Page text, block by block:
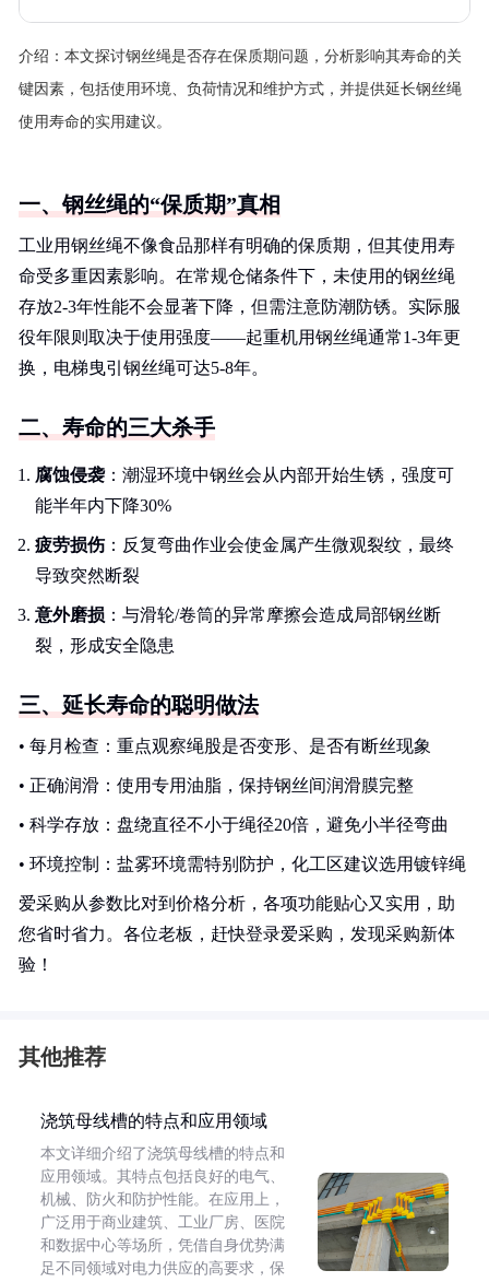
介绍： 本文探讨钢丝绳是否存在保质期问题，分析影响其寿命的关
键因素，包括使用环境、负荷情况和维护方式，并提供延长钢丝绳
使用寿命的实用建议。
一、钢丝绳的“保质期”真相
工业用钢丝绳不像食品那样有明确的保质期，但其使用寿
命受多重因素影响。在常规仓储条件下，未使用的钢丝绳
存放2-3年性能不会显著下降，但需注意防潮防锈。实际服
役年限则取决于使用强度——起重机用钢丝绳通常1-3年更
换，电梯曳引钢丝绳可达5-8年。
二、寿命的三大杀手
腐蚀侵袭：潮湿环境中钢丝会从内部开始生锈，强度可
能半年内下降30%
疲劳损伤：反复弯曲作业会使金属产生微观裂纹，最终
导致突然断裂
意外磨损 ：与滑轮/卷筒的异常摩擦会造成局部钢丝断
裂，形成安全隐患
三、延长寿命的聪明做法
• 每月检查：重点观察绳股是否变形、是否有断丝现象
• 正确润滑：使用专用油脂，保持钢丝间润滑膜完整
• 科学存放：盘绕直径不小于绳径20倍，避免小半径弯曲
• 环境控制：盐雾环境需特别防护，化工区建议选用镀锌绳
爱采购从参数比对到价格分析，各项功能贴心又实用，助
您省时省力。各位老板，赶快登录爱采购，发现采购新体
验！
其他推荐
浇筑母线槽的特点和应用领域
本文详细介绍了浇筑母线槽的特点和
应用领域。其特点包括良好的电气、
机械、防火和防护性能。在应用上，
广泛用于商业建筑、工业厂房、医院
和数据中心等场所，凭借自身优势满
足不同领域对电力供应的高要求，保